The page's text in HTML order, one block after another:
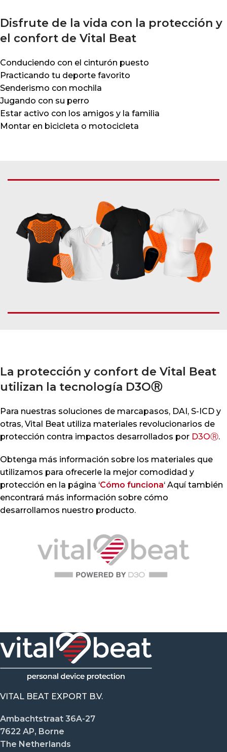
Disfrute de la vida con la protección y
el confort de Vital Beat
Conduciendo con el cinturón puesto
Practicando tu deporte favorito
Senderismo con mochila
Jugando con su perro
Estar activo con los amigos y la familia
Montar en bicicleta o motocicleta
La protección y confort de Vital Beat
utilizan la tecnología D3OⓇ
Para nuestras soluciones de marcapasos, DAI, S-ICD y
otras, Vital Beat utiliza materiales revolucionarios de
protección contra impactos desarrollados por D3OⓇ.
Obtenga más información sobre los materiales que
utilizamos para ofrecerle la mejor comodidad y
protección en la página ‘Cómo funciona‘ Aquí también
encontrará más información sobre cómo
desarrollamos nuestro producto.
VITAL BEAT EXPORT B.V.
Ambachtstraat 36A-27
7622 AP, Borne
The Netherlands